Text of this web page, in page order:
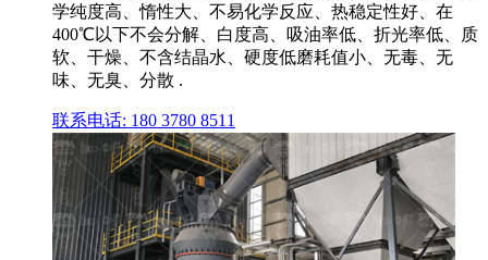
学纯度高、惰性大、不易化学反应、热稳定性好、在
400℃以下不会分解、白度高、吸油率低、折光率低、质
软、干燥、不含结晶水、硬度低磨耗值小、无毒、无
味、无臭、分散 .
联系电话: 180 3780 8511